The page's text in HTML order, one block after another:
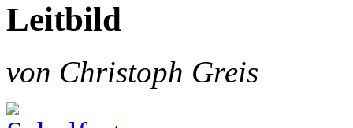
Leitbild
von Christoph Greis